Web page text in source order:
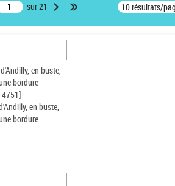
sur 21 10 résultats/
en buste,
bordure
4751]
en buste,
bordure